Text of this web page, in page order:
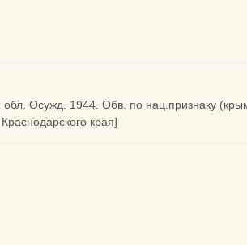
Осужд. 1944. Обв. по нац.признаку
края]